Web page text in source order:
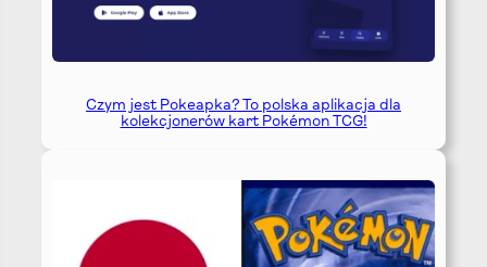
Czym jest Pokeapka? To polska aplikacja dla
kolekcjonerów kart Pokémon TCG!